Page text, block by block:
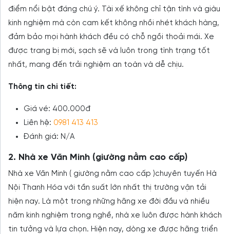
điểm nổi bật đáng chú ý. Tài xế không chỉ tận tình và giàu
kinh nghiệm mà còn cam kết không nhồi nhét khách hàng,
đảm bảo mọi hành khách đều có chỗ ngồi thoải mái. Xe
được trang bị mới, sạch sẽ và luôn trong tình trạng tốt
nhất, mang đến trải nghiệm an toàn và dễ chịu.
Thông tin chi tiết:
Giá vé: 400.000đ
Liên hệ: 0981 413 413
Đánh giá: N/A
2. Nhà xe Văn Minh (giường nằm cao cấp)
Nhà xe Văn Minh ( giường nằm cao cấp )chuyên tuyến Hà
Nội Thanh Hóa với tần suất lớn nhất thị trường vận tải
hiện nay. Là một trong những hãng xe đời đầu và nhiều
năm kinh nghiệm trong nghề, nhà xe luôn được hành khách
tin tưởng và lựa chọn. Hiện nay, dòng xe được hãng triển